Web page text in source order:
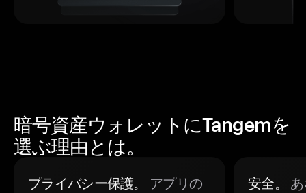
暗号資産ウォレットにTangemを
選ぶ理由とは。
プライバシー保護。
アプリの
安全。